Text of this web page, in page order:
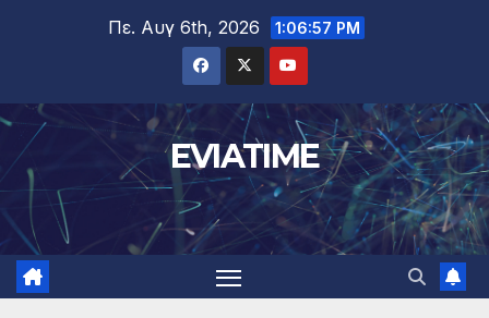
Πε. Αυγ 6th, 2026 1:06:58 PM
EVIATIME